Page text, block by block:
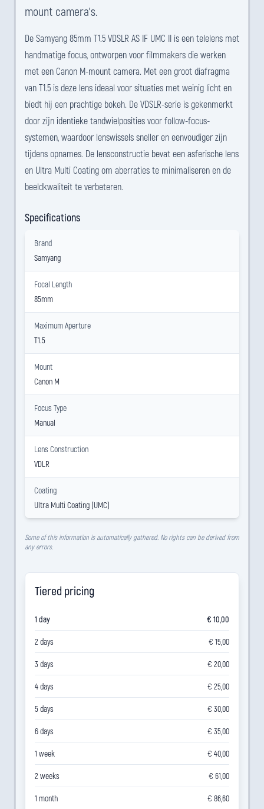
mount camera's.
De Samyang 85mm T1.5 VDSLR AS IF UMC II is een telelens met
handmatige focus, ontworpen voor filmmakers die werken
met een Canon M-mount camera. Met een groot diafragma
van T1.5 is deze lens ideaal voor situaties met weinig licht en
biedt hij een prachtige bokeh. De VDSLR-serie is gekenmerkt
door zijn identieke tandwielposities voor follow-focus-
systemen, waardoor lenswissels sneller en eenvoudiger zijn
tijdens opnames. De lensconstructie bevat een asferische lens
en Ultra Multi Coating om aberraties te minimaliseren en de
beeldkwaliteit te verbeteren.
Specifications
Brand
Samyang
Focal Length
85mm
Maximum Aperture
T1.5
Mount
Canon M
Focus Type
Manual
Lens Construction
VDLR
Coating
Ultra Multi Coating (UMC)
Some of this information is automatically gathered. No rights can be derived from
any errors.
Tiered pricing
1 day € 10,00
2 days € 15,00
3 days € 20,00
4 days € 25,00
5 days € 30,00
6 days € 35,00
1 week € 40,00
2 weeks € 61,00
1 month € 86,60